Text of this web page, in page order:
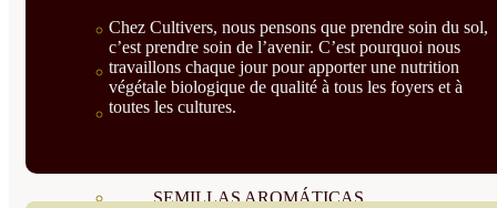
BIODINÁMICAS DEMETER
HORTALIZA FRUTO
SEMILLAS HORTALIZA DE
SEMILLAS AROMÁTICAS
Chez Cultivers, nous pensons que prendre soin du sol,
c’est prendre soin de l’avenir. C’est pourquoi nous
travaillons chaque jour pour apporter une nutrition
végétale biologique de qualité à tous les foyers et à
toutes les cultures.